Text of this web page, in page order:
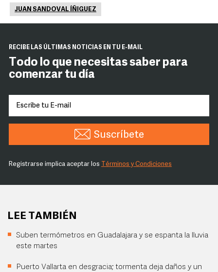
JUAN SANDOVAL ÍÑIGUEZ
RECIBE LAS ÚLTIMAS NOTICIAS EN TU E-MAIL
Todo lo que necesitas saber para
comenzar tu día
Suscríbete
Registrarse implica aceptar los Términos y Condiciones
LEE TAMBIÉN
Suben termómetros en Guadalajara y se espanta la lluvia
este martes
Puerto Vallarta en desgracia; tormenta deja daños y un